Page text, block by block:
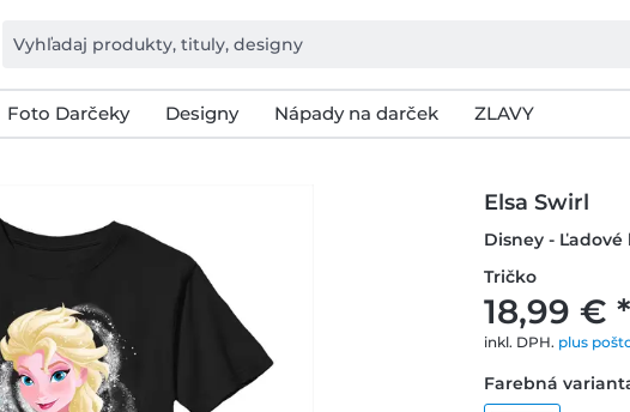
Foto Darčeky Designy Nápady na darček ZLAVY
Elsa Swirl
Disney -
Tričko
18,99 € *
inkl. DPH. plus
Farebná